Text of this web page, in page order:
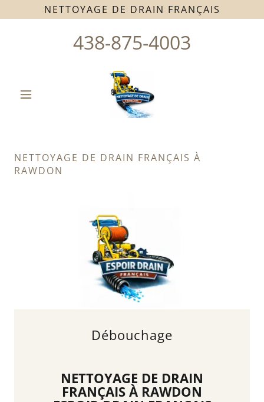
NETTOYAGE DE DRAIN FRANÇAIS
438-875-4003
NETTOYAGE DE DRAIN FRANÇAIS À
RAWDON
Débouchage
NETTOYAGE DE DRAIN
FRANÇAIS À RAWDON